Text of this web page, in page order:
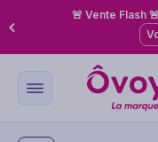
🚨 Vente Flash